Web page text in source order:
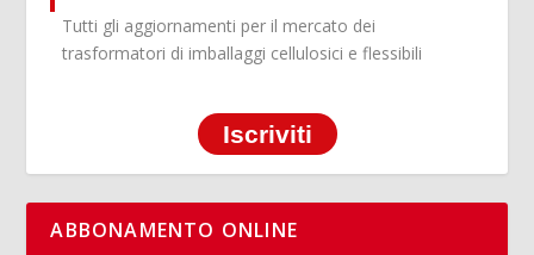
Tutti gli aggiornamenti per il mercato dei
trasformatori di imballaggi cellulosici e flessibili
Iscriviti
ABBONAMENTO ONLINE